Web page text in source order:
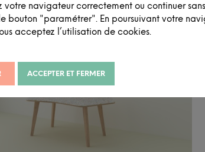
votre navigateur correctement ou continuer
bouton "paramétrer". En poursuivant votre
acceptez l’utilisation de cookies.
ACCEPTER ET FERMER